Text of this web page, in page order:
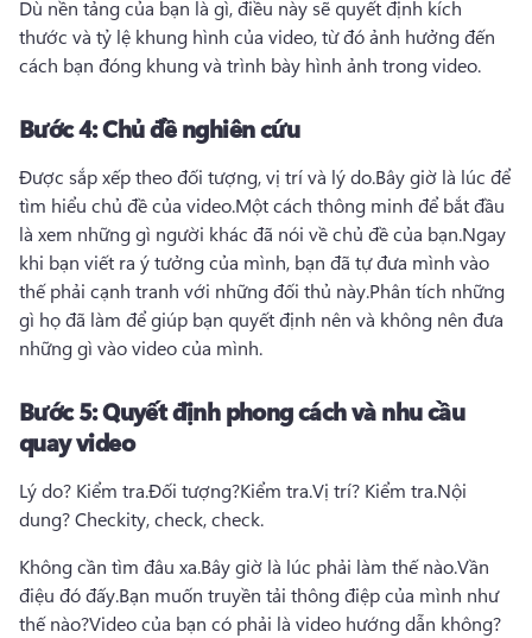
Dù nền tảng của bạn là gì, điều này sẽ quyết định kích
thước và tỷ lệ khung hình của video, từ đó ảnh hưởng đến
cách bạn đóng khung và trình bày hình ảnh trong video.
Bước 4:Chủ đề nghiên cứu
Được sắp xếp theo đối tượng, vị trí và lý do.Bây giờ là lúc để
tìm hiểu chủ đề của video.Một cách thông minh để bắt đầu
là xem những gì người khác đã nói về chủ đề của bạn.Ngay
khi bạn viết ra ý tưởng của mình, bạn đã tự đưa mình vào
thế phải cạnh tranh với những đối thủ này.Phân tích những
gì họ đã làm để giúp bạn quyết định nên và không nên đưa
những gì vào video của mình.
Bước 5:Quyết định phong cách và nhu cầu
quay video
Lý do? Kiểm tra.Đối tượng?Kiểm tra.Vị trí? Kiểm tra.Nội
dung? Checkity, check, check.
Không cần tìm đâu xa.Bây giờ là lúc phải làm thế nào.Vần
điệu đó đấy.Bạn muốn truyền tải thông điệp của mình như
thế nào?Video của bạn có phải là video hướng dẫn không?